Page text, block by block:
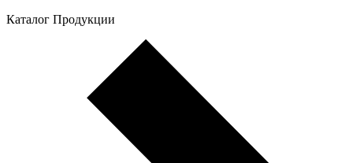
Каталог Продукции